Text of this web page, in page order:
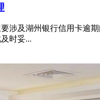
涉及湖州银行信用卡逾
时妥...